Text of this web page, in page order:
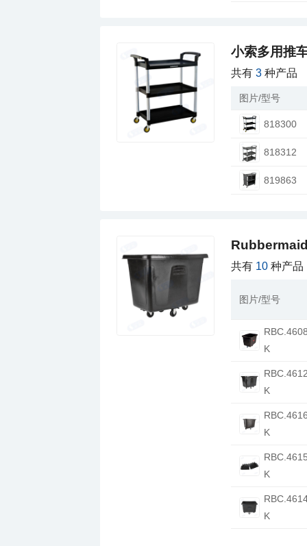
小索多用推
共有3 种产品
图片/型号
818300
818312
819863
共有 10 种产品
图片/型号
K
K
K
K
K